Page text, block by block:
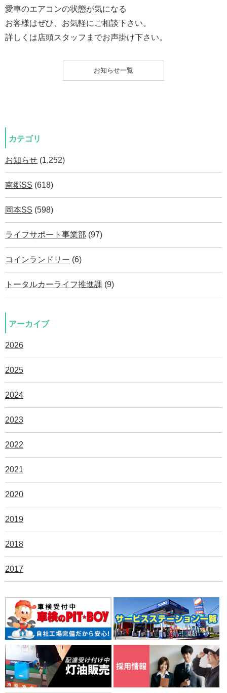
愛車のエアコンの状態が気になる
お客様はぜひ、お気軽にご相談下さい。
詳しくは店頭スタッフまでお声掛け下さい。
お知らせ一覧
カテゴリ
お知らせ (1,252)
南郷SS (618)
岡本SS (598)
ライフサポート事業部 (97)
コインランドリー (6)
トータルカーライフ推進課 (9)
アーカイブ
2026
2025
2024
2023
2022
2021
2020
2019
2018
2017